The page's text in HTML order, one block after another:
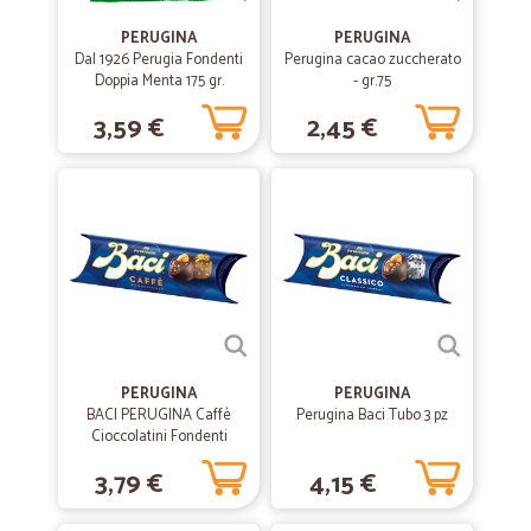
—Elisabetta F.
Nonostante l’emergenza COVID-19 il…
Nonostante l’emergenza COVID-19 il pacco è arrivato con puntualità e
04/06/2020
—Alberto S.
Consegna velocissima prodotti ottimi .
—Chiara G.
Soddisfatta!
Consegna rapida, prodotti ottimi.
PERUGINA
Dal 1926 Perugia Fondenti
Doppia Menta 175 gr.
3,59 €
PERUGINA
Perugina cacao zuccherato
- gr.75
2,45 €
PERUGINA
BACI PERUGINA Caffè
Cioccolatini Fondenti
ripieni al gusto di Caffè
tubo 37,5 g
3,79 €
PERUGINA
Perugina Baci Tubo 3 pz
4,15 €